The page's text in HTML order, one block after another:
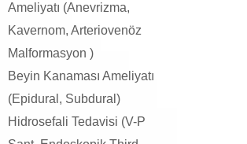
Ameliyatı (Anevrizma,
Kavernom, Arteriovenöz
Malformasyon )
Beyin Kanaması Ameliyatı
(Epidural, Subdural)
Hidrosefali Tedavisi (V-P